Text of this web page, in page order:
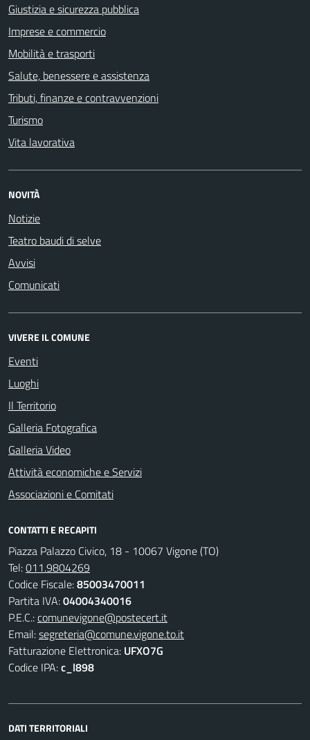
Giustizia e sicurezza pubblica
Imprese e commercio
Mobilità e trasporti
Salute, benessere e assistenza
Tributi, finanze e contravvenzioni
Turismo
Vita lavorativa
NOVITÀ
Notizie
Teatro baudi di selve
Avvisi
Comunicati
VIVERE IL COMUNE
Eventi
Luoghi
Il Territorio
Galleria Fotografica
Galleria Video
Attività economiche e Servizi
Associazioni e Comitati
CONTATTI E RECAPITI
Piazza Palazzo Civico, 18 - 10067 Vigone (TO)
Tel:011.9804269
Codice Fiscale:85003470011
Partita IVA:04004340016
P.E.C.:comunevigone@postecert.it
Email:segreteria@comune.vigone.to.it
Fatturazione Elettronica: UFXO7G
Codice IPA:c_l898
DATI TERRITORIALI